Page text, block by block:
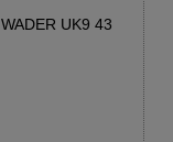
UK9 43